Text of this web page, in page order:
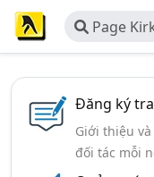
Page
Ty TNHH
Đăng ký
Giới thiệu
đối tác mỗi